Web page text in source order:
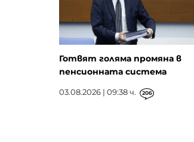
Готвят голяма промяна в
пенсионната система
03.08.2026 | 09:38 ч. 206